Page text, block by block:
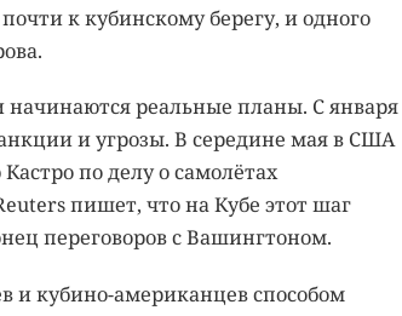
к кубинскому берегу, и одного
реальные планы. С января
и угрозы. В середине мая в США
по делу о самолётах
пишет, что на Кубе этот шаг
переговоров с Вашингтоном.
и кубино-американцев способом